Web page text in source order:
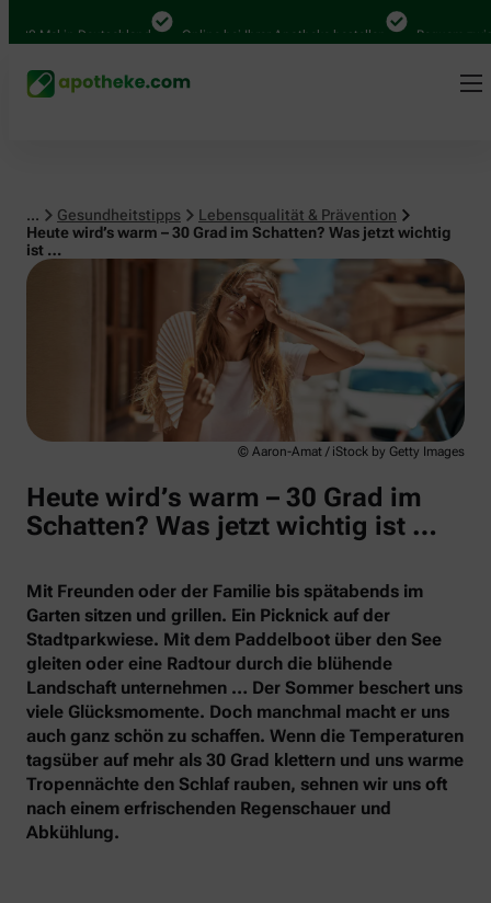
Mal in Deutschland Online bei Ihrer Apotheke bestellen Bequem
... Gesundheitstipps
Lebensqualität & Prävention
Heute wird’s warm – 30 Grad im Schatten? Was jetzt wichtig
ist …
Lebensqualität & Prävention
© Aaron-Amat / iStock by Getty Images
Heute wird’s warm – 30 Grad im
Schatten? Was jetzt wichtig ist …
Mit Freunden oder der Familie bis spätabends im
Garten sitzen und grillen. Ein Picknick auf der
Stadtparkwiese. Mit dem Paddelboot über den See
gleiten oder eine Radtour durch die blühende
Landschaft unternehmen … Der Sommer beschert uns
viele Glücksmomente. Doch manchmal macht er uns
auch ganz schön zu schaffen. Wenn die Temperaturen
tagsüber auf mehr als 30 Grad klettern und uns warme
Tropennächte den Schlaf rauben, sehnen wir uns oft
nach einem erfrischenden Regenschauer und
Abkühlung.